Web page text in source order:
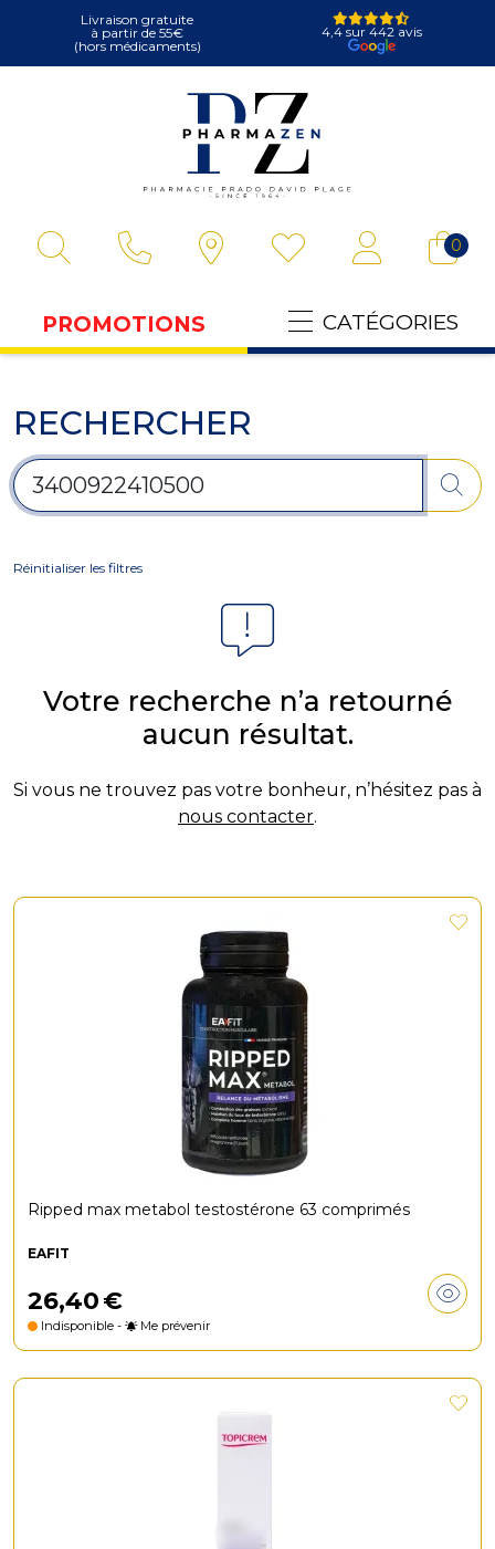
Livraison gratuite
à partir de 55€
(hors médicaments)
4,4 sur 442 avis
0
PROMOTIONS CATÉGORIES
RECHERCHER
Réinitialiser les filtres
Votre recherche n’a retourné
aucun résultat.
Si vous ne trouvez pas votre bonheur, n’hésitez pas à
nous contacter.
Ripped max metabol testostérone 63 comprimés
EAFIT
26,40€
Indisponible - Me prévenir